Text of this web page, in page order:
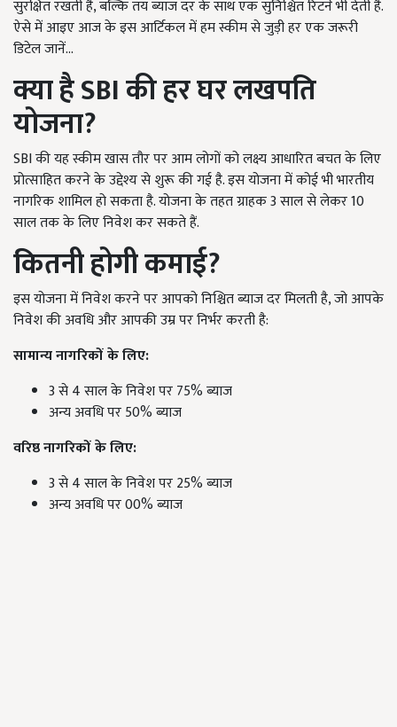
सुरक्षित रखती है, बल्कि तय ब्याज दर के साथ एक सुनिश्चित रिटर्न भी देती है.
ऐसे में आइए आज के इस आर्टिकल में हम स्कीम से जुड़ी हर एक जरूरी
डिटेल जानें...
क्या है SBIकी हर घर लखपति
योजना?
SBI की यह स्कीम खास तौर पर आम लोगों को लक्ष्य आधारित बचत के लिए
प्रोत्साहित करने के उद्देश्य से शुरू की गई है. इस योजना में कोई भी भारतीय
नागरिक शामिल हो सकता है. योजना के तहत ग्राहक 3 साल से लेकर 10
साल तक के लिए निवेश कर सकते हैं.
कितनी होगी कमाई?
इस योजना में निवेश करने पर आपको निश्चित ब्याज दर मिलती है, जो आपके
निवेश की अवधि और आपकी उम्र पर निर्भर करती है:
सामान्य नागरिकों के लिए:
3 से 4 साल के निवेश पर 75% ब्याज
अन्य अवधि पर 50% ब्याज
वरिष्ठ नागरिकों के लिए:
3 से 4 साल के निवेश पर 25% ब्याज
अन्य अवधि पर 00% ब्याज